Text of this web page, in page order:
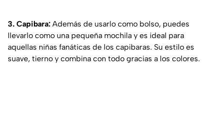
3. Capibara: Además de usarlo como bolso, puedes
llevarlo como una pequeña mochila y es ideal para
aquellas niñas fanáticas de los capibaras. Su estilo es
suave, tierno y combina con todo gracias a los colores.